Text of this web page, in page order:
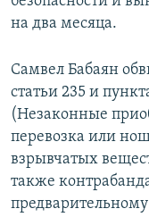
на два месяца.
Самвел Бабаян
статьи 235 и
(Незаконные
перевозка или
взрывчатых
также
предварительному